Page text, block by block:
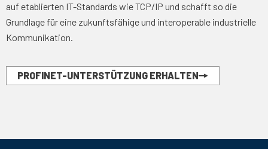
auf etablierten IT-Standards wie TCP/IP und schafft so die
Grundlage für eine zukunftsfähige und interoperable industrielle
Kommunikation.
PROFINET-UNTERSTÜTZUNG ERHALTEN